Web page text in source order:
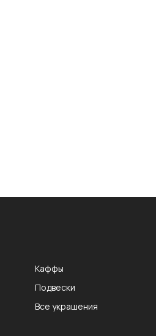
Каффы
Подвески
Все украшения